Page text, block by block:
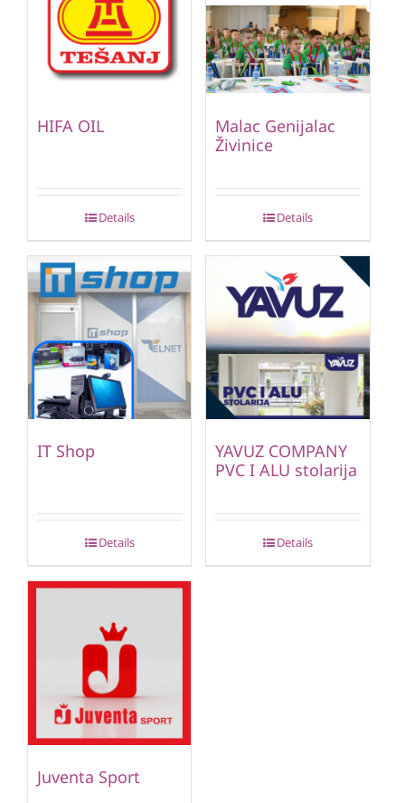
HIFA OIL
Details
Malac Genijalac
Živinice
Details
IT Shop
Details
YAVUZ COMPANY
PVC I ALU stolarija
Details
Juventa Sport